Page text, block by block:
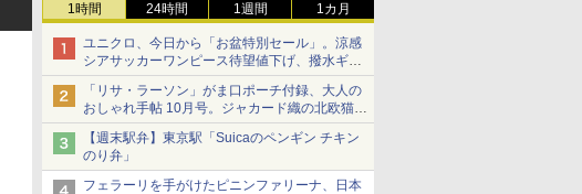
1時間 24時間 1週間 1カ月
ユニクロ、今日から「お盆特別セール」。涼感
シアサッカーワンピース待望値下げ、撥水ギア
ショーツは1990円に
「リサ・ラーソン」がま口ポーチ付録、大人の
おしゃれ手帖 10月号。ジャカード織の北欧猫デ
ザイン
【週末駅弁】東京駅「Suicaのペンギン チキン
のり弁」
フェラーリを手がけたピニンファリーナ、日本